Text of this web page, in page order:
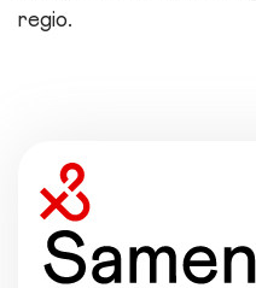
regio.